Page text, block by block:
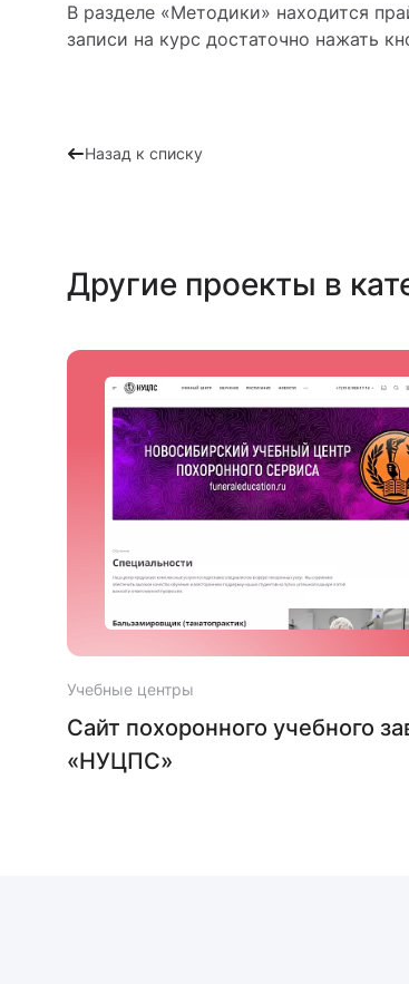
В разделе «Методики» находится
записи на курс достаточно нажать
Назад к списку
Другие проекты в
Учебные центры
Сайт похоронного учебного
«НУЦПС»